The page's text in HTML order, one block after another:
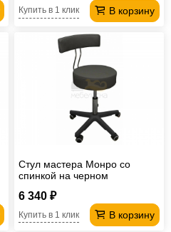
В корзину
Купить в 1 клик
Стул мастера Монро со
спинкой на черном
серый
6 340 ₽
В корзину
Купить в 1 клик